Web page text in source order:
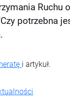
Ruchu
potrzebna
i artykuł.